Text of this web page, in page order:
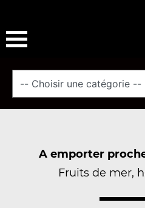
A emporter
Fruits de mer,